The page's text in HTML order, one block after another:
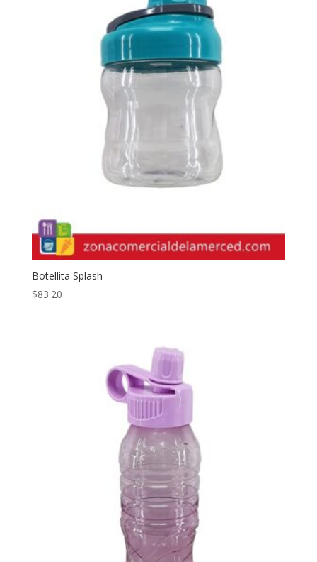
Botellita Splash
$83.20